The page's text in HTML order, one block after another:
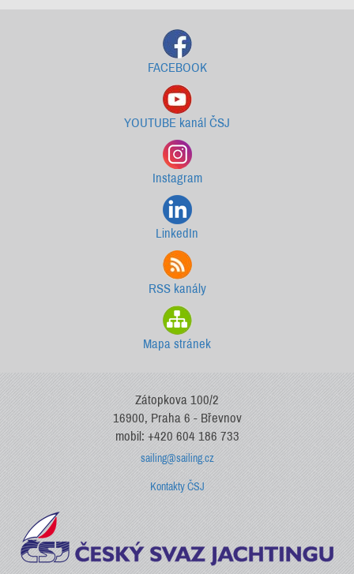
FACEBOOK
YOUTUBE kanál ČSJ
Instagram
LinkedIn
RSS kanály
Mapa stránek
Zátopkova 100/2
16900, Praha 6 - Břevnov
mobil: +420 604 186 733
sailing@sailing.cz
Kontakty ČSJ